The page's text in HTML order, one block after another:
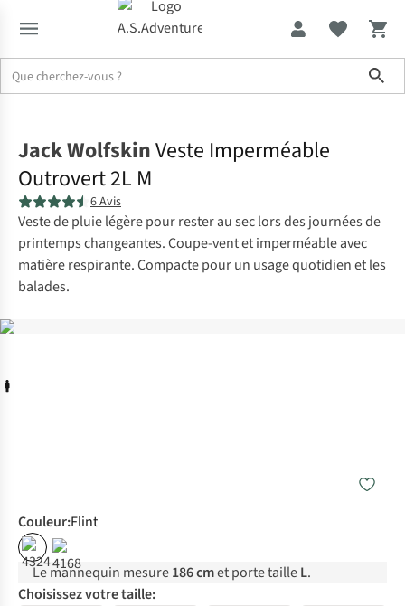
Jack WolfskinVeste Imperméable
Outrovert 2L M
6 Avis
Veste de pluie légère pour rester au sec lors des journées de
printemps changeantes. Coupe-vent et imperméable avec
matière respirante. Compacte pour un usage quotidien et les
balades.
Couleur:Flint
Le mannequin mesure186 cmet porte tailleL.
Choisissez votre taille: